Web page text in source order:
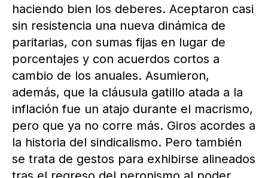
haciendo bien los deberes. Aceptaron casi
sin resistencia una nueva dinámica de
paritarias, con sumas fijas en lugar de
porcentajes y con acuerdos cortos a
cambio de los anuales. Asumieron,
además, que la cláusula gatillo atada a la
inflación fue un atajo durante el macrismo,
pero que ya no corre más. Giros acordes a
la historia del sindicalismo. Pero también
se trata de gestos para exhibirse alineados